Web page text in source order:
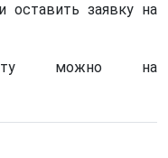
оставить заявку на
можно на